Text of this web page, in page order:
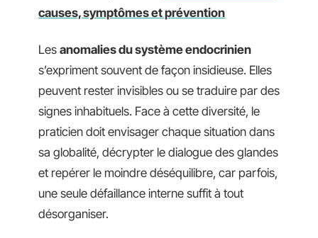
causes, symptômes et prévention
Les anomalies du système endocrinien
s’expriment souvent de façon insidieuse. Elles
peuvent rester invisibles ou se traduire par des
signes inhabituels. Face à cette diversité, le
praticien doit envisager chaque situation dans
sa globalité, décrypter le dialogue des glandes
et repérer le moindre déséquilibre, car parfois,
une seule défaillance interne suffit à tout
désorganiser.